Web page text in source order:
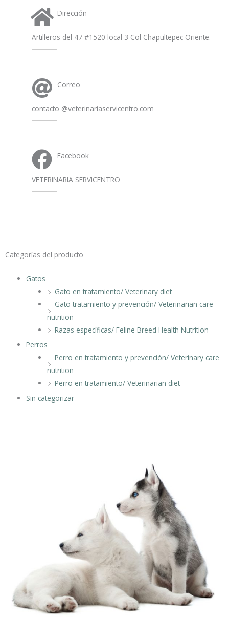
Dirección
Artilleros del 47 #1520 local 3 Col Chapultepec Oriente.
Correo
contacto @veterinariaservicentro.com
Facebook
VETERINARIA SERVICENTRO
Categorías del producto
Gatos
Gato en tratamiento/ Veterinary diet
Gato tratamiento y prevención/ Veterinarian care
nutrition
Razas específicas/ Feline Breed Health Nutrition
Perros
Perro en tratamiento y prevención/ Veterinary care
nutrition
Perro en tratamiento/ Veterinarian diet
Sin categorizar